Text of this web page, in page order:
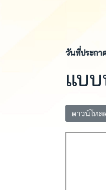
วันที่ประกา
แบ
ดาวน์โหล